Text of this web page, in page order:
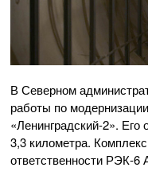
В Северном
работы по
«Ленинградский-2».
3,3 километра.
ответственности РЭК-